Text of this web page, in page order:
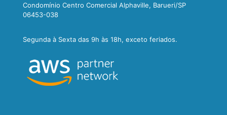
Condomínio Centro Comercial Alphaville, Barueri/SP
06453-038
Segunda à Sexta das 9h às 18h, exceto feriados.